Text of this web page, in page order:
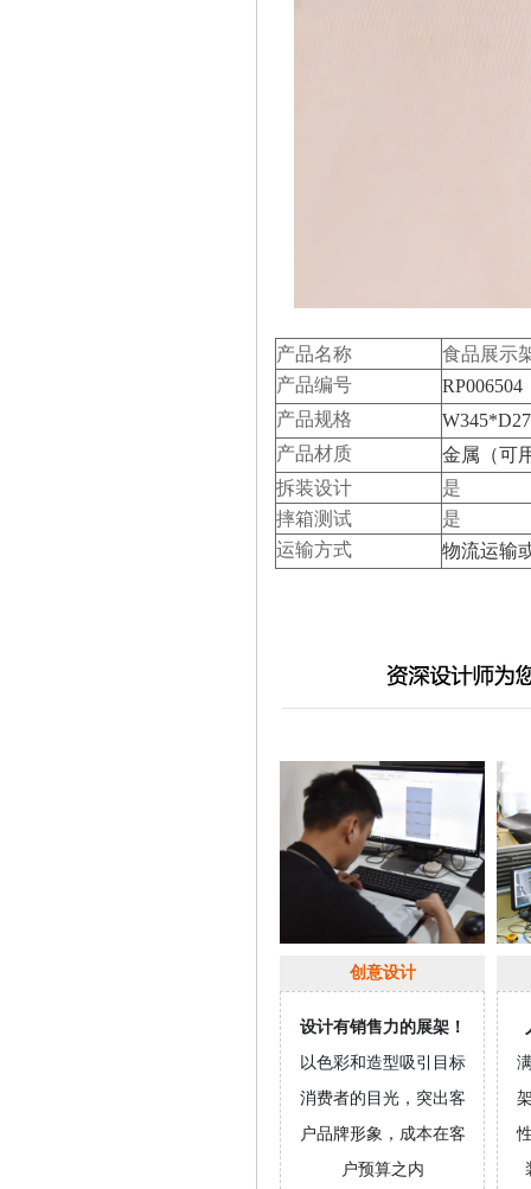
产品名称
食品展示
产品编号
RP006504
产品规格
产品材质
金属（可
拆装设计
是
摔箱测试
是
运输方式
物流运输
创意设计
设计有销售力的展架！
以色彩和造型吸引目标
消费者的目光，突出客
户品牌形象，成本在客
户预算之内